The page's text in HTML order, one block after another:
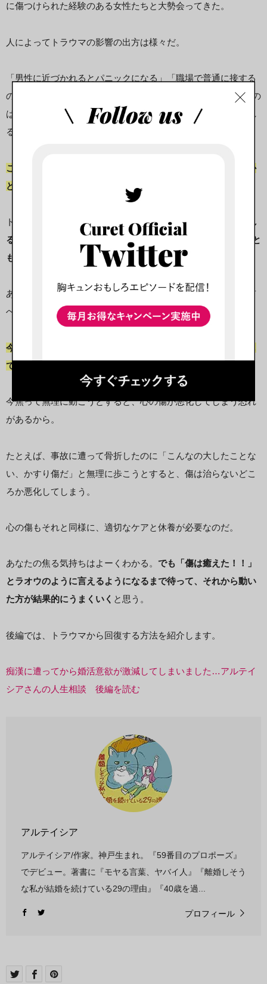
に傷つけられた経験のある女性たちと大勢会ってきた。
人によってトラウマの影響の出方は様々だ。
「男性に近づかれるとパニックになる」「職場で普通に接する
のは平気だけど、男性と2人きりになると怖い」「普通に話すの
は平気だけど、体に触られると怖い」「好意や性欲を向けられ
ると嫌悪感を抱く」等など、いろんなケースがある。
こうしたトラウマからの回復には、適切なケアを受けられたか
どうか？が鍵になる。
トラウマ治療の専門家の本にも「 トラウマ体験後に支えてくれ
る味方がいたか？1人で抱えなければならなかったか？がもっと
も大きな影響を与える
」と書いている。
あなたの前へ進もうとする心意気は素晴らしい。けれども「前
へ進まなきゃ」と焦らないでほしいのだ。
今は心の回復を最優先にして、「もう大丈夫」「婚活を再開し
てみようかな」と思えるようになるまで待ってほしい。
今焦って無理に動こうとすると、心の傷が悪化してしまう恐れ
があるから。
たとえば、事故に遭って骨折したのに「こんなの大したことな
い、かすり傷だ」と無理に歩こうとすると、傷は治らないどこ
ろか悪化してしまう。
心の傷もそれと同様に、適切なケアと休養が必要なのだ。
あなたの焦る気持ちはよーくわかる。 でも「傷は癒えた！！」
とラオウのように言えるようになるまで待って、それから動い
た方が結果的にうまくいく と思う。
後編では、トラウマから回復する方法を紹介します。
痴漢に遭ってから婚活意欲が激減してしまいました…アルテイ
シアさんの人生相談 後編を読む
アルテイシア
アルテイシア/作家。神戸生まれ。『59番目のプロポーズ』
でデビュー。著書に『モヤる言葉、ヤバイ人』『離婚しそう
な私が結婚を続けている29の理由』『40歳を過...
プロフィール